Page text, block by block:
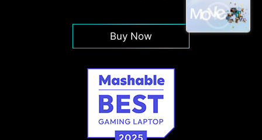
Buy Now